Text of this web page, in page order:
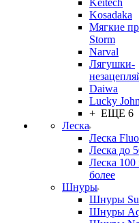
Keitech
Kosadaka
Мягкие
Storm
Narval
Лягушки-
Daiwa
Lucky John
+ ЕЩЕ 6
Леска
Леска
Леска до
Леска 100
более
Шнуры
Шнуры
Шнуры